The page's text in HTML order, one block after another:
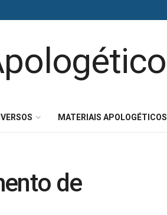
MATERIAIS APOLOGÉTICOS
de